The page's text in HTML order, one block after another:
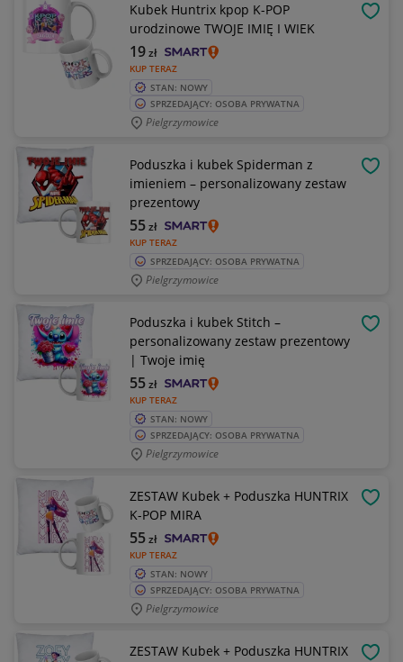
Kubek Huntrix kpop K-POP
urodzinowe TWOJE IMIĘ I WIEK
KUP TERAZ
19zł
STAN: NOWY
SPRZEDAJĄCY: OSOBA PRYWATNA
Pielgrzymowice
Poduszka i kubek Spiderman z
imieniem – personalizowany zestaw
prezentowy
KUP TERAZ
55zł
SPRZEDAJĄCY: OSOBA PRYWATNA
Pielgrzymowice
Poduszka i kubek Stitch –
personalizowany zestaw prezentowy
| Twoje imię
KUP TERAZ
55zł
STAN: NOWY
SPRZEDAJĄCY: OSOBA PRYWATNA
Pielgrzymowice
ZESTAW Kubek + Poduszka HUNTRIX
K-POP MIRA
KUP TERAZ
55zł
STAN: NOWY
SPRZEDAJĄCY: OSOBA PRYWATNA
Pielgrzymowice
ZESTAW Kubek + Poduszka HUNTRIX